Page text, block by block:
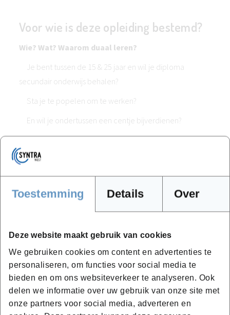
Toestemming Details Over
Deze website maakt gebruik van cookies
We gebruiken cookies om content en advertenties te
personaliseren, om functies voor social media te
bieden en om ons websiteverkeer te analyseren. Ook
delen we informatie over uw gebruik van onze site met
onze partners voor social media, adverteren en
Voor wie is deze opleiding bestemd?
Wie? Wat? Waarom duaal leren?
Je bent tussen de 15 & 25 jaar en wil je diploma
secundair onderwijs behalen?
Sta je te popelen om te werken?
En wil je ondertussen een centje bijverdienen?
Dan is duaal leren (= een combinatie van leren en
werken) perfect voor jou! Bij duaal leren volg je
begeleiding van een mentor of vakexpert. Zo kan jij jouw
droomberoep aanleren on-the-job én al een centje
Toelatingsvoorwaarden
Na een postitief intakegesprek (met o.a. nazicht van de
inschrijvingsvoorwaarden voor duaal leren -
https://onderwijs.vlaanderen.be/nl/duaal-